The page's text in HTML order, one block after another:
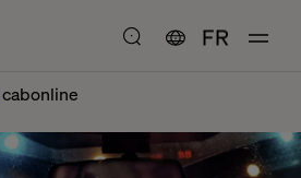
FR
cabonline